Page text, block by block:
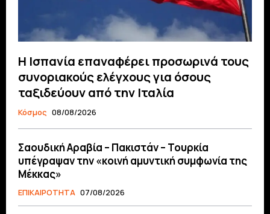
Η Ισπανία επαναφέρει προσωρινά τους
συνοριακούς ελέγχους για όσους
ταξιδεύουν από την Ιταλία
Κόσμος 08/08/2026
Σαουδική Αραβία – Πακιστάν – Τουρκία
υπέγραψαν την «κοινή αμυντική συμφωνία της
Μέκκας»
ΕΠΙΚΑΙΡΟΤΗΤΑ 07/08/2026